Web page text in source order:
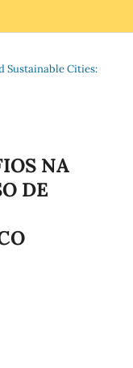
Sustainable Cities:
NA
DE